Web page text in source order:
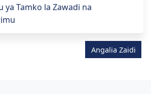
ya Tamko la Zawadi na
Angalia Zaidi